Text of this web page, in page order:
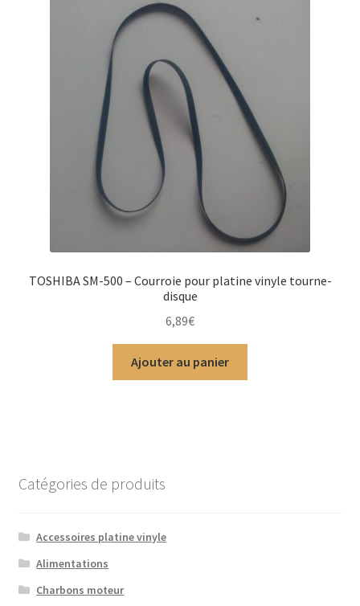
TOSHIBA SM-500 – Courroie pour platine vinyle tourne-
disque
6,89€
Ajouter au panier
Catégories de produits
Accessoires platine vinyle
Alimentations
Charbons moteur